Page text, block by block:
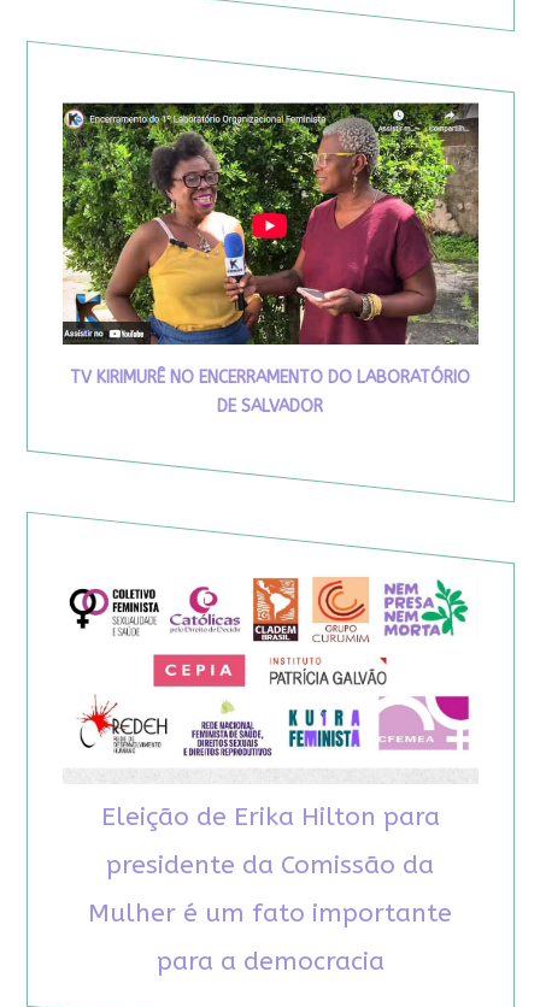
TV KIRIMURÊ NO ENCERRAMENTO DO LABORATÓRIO
DE SALVADOR
Eleição de Erika Hilton para
presidente da Comissão da
Mulher é um fato importante
para a democracia